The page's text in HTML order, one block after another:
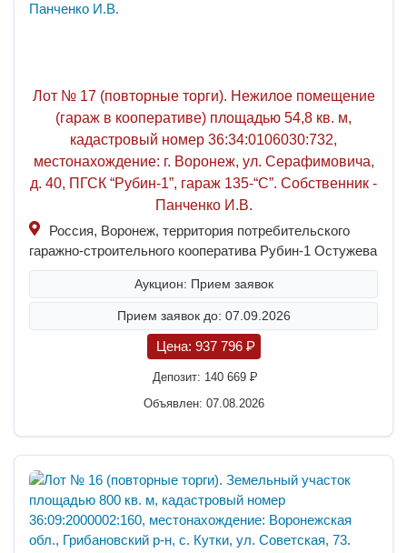
Лот № 17 (повторные торги). Нежилое помещение
(гараж в кооперативе) площадью 54,8 кв. м,
кадастровый номер 36:34:0106030:732,
местонахождение: г. Воронеж, ул. Серафимовича,
д. 40, ПГСК “Рубин-1”, гараж 135-“С”. Собственник -
Панченко И.В.
Россия, Воронеж, территория потребительского
гаражно-строительного кооператива Рубин-1 Остужева
Аукцион: Прием заявок
Прием заявок до: 07.09.2026
Цена: 937 796 P
Депозит: 140 669 P
Объявлен: 07.08.2026